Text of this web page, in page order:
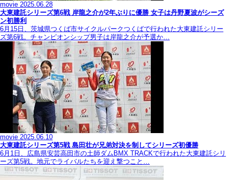
movie 2025.06.28
大東建託シリーズ第6戦 岸龍之介が2年ぶりに優勝 女子は丹野夏波がシーズ
ン初勝利
6月15日、茨城県つくば市サイクルパークつくばで行われた大東建託シリー
ズ第6戦。チャンピオンシップ男子は岸龍之介が予選か…
movie 2025.06.10
大東建託シリーズ第5戦 島田壮が兄弟対決を制してシリーズ初優勝
6月1日、広島県安芸高田市の土師ダムBMX TRACKで行われた大東建託シリ
ーズ第5戦。地元でライバルたちを迎え撃つこと…